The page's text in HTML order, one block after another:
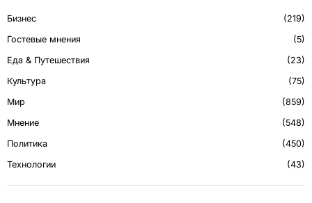
Бизнес
219
Гостевые мнения
5
Еда & Путешествия
23
Культура
75
Мир
859
Мнение
548
Политика
450
Технологии
43